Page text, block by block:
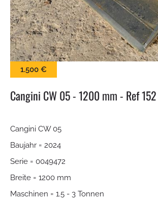
KEHRBÜRSTE
SCHNEESCHILD
BALLENZANGE
KROKODILGEBISS ZANGE
SCHNELLWECHSLER
TILTROTATOR
1.500 €
Cangini CW 05 - 1200 mm - Ref 152
Cangini CW 05
Baujahr = 2024
Serie = 0049472
Breite = 1200 mm
Maschinen = 1.5 - 3 Tonnen